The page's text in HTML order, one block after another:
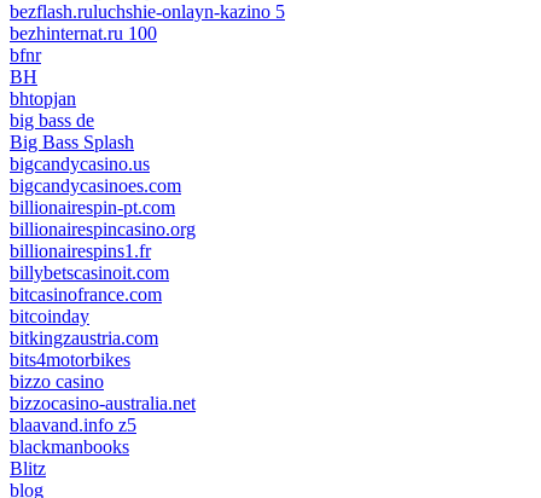
bezflash.ruluchshie-onlayn-kazino 5
bezhinternat.ru 100
bfnr
BH
bhtopjan
big bass de
Big Bass Splash
bigcandycasino.us
bigcandycasinoes.com
billionairespin-pt.com
billionairespincasino.org
billionairespins1.fr
billybetscasinoit.com
bitcasinofrance.com
bitcoinday
bitkingzaustria.com
bits4motorbikes
bizzo casino
bizzocasino-australia.net
blaavand.info z5
blackmanbooks
Blitz
blog